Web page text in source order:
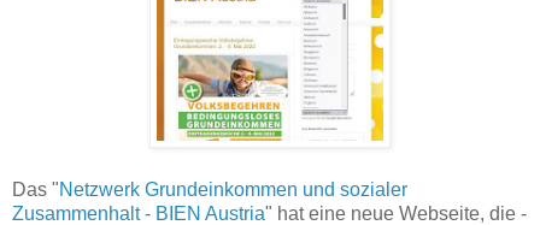
Das "Netzwerk Grundeinkommen und sozialer
Zusammenhalt - BIEN Austria" hat eine neue Webseite, die -